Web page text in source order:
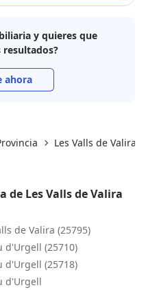
y quieres que
resultados?
ahora
Les Valls de Valira
de Les Valls de Valira
de Valira (25795)
d'Urgell (25710)
d'Urgell (25718)
d'Urgell